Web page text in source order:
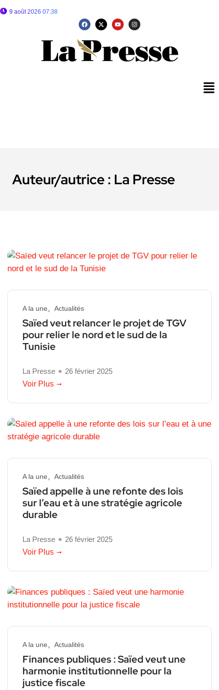
9 août 2026 07:38
Auteur/autrice : La Presse
A la une Actualités
Saïed veut relancer le projet de TGV
pour relier le nord et le sud de la
Tunisie
La Presse
26 février 2025
Voir Plus
A la une Actualités
Saïed appelle à une refonte des lois
sur l’eau et à une stratégie agricole
durable
La Presse
26 février 2025
Voir Plus
A la une Actualités
Finances publiques : Saïed veut une
harmonie institutionnelle pour la
justice fiscale